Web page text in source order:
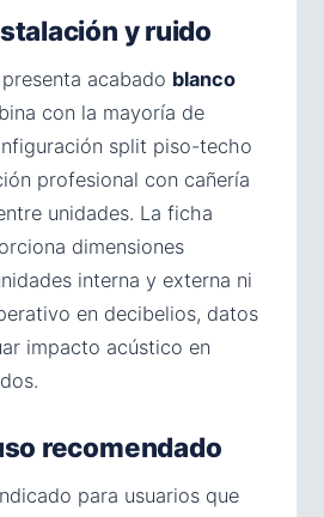
y ruido
presenta acabado blanco
con la mayoría de
split piso-techo
profesional con cañería
unidades. La ficha
dimensiones
interna y externa ni
en decibelios, datos
impacto acústico en
recomendado
para usuarios que